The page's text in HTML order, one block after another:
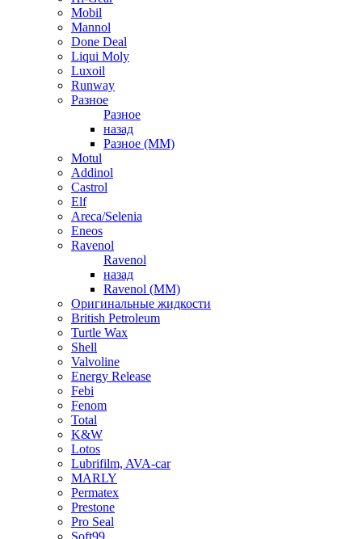
Mobil
Mannol
Done Deal
Liqui Moly
Luxoil
Runway
Разное
Разное
назад
Разное (ММ)
Motul
Addinol
Castrol
Elf
Areca/Selenia
Eneos
Ravenol
Ravenol
назад
Ravenol (ММ)
Оригинальные жидкости
British Petroleum
Turtle Wax
Shell
Valvoline
Energy Release
Febi
Fenom
Total
K&W
Lotos
Lubrifilm, AVA-car
MARLY
Permatex
Prestone
Pro Seal
Soft99